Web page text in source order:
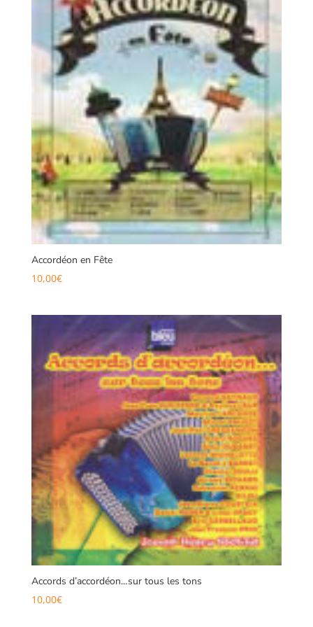
Accordéon en Fête
10,00€
Accords d’accordéon…sur tous les tons
10,00€